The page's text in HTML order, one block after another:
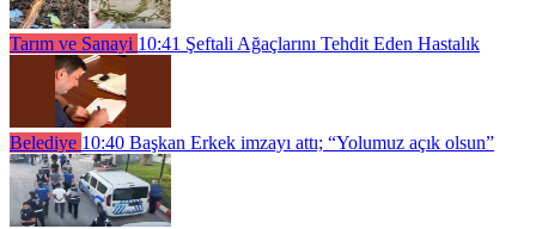
Tarım ve Sanayi 10:41 Şeftali Ağaçlarını Tehdit Eden Hastalık
Belediye 10:40 Başkan Erkek imzayı attı; “Yolumuz açık olsun”